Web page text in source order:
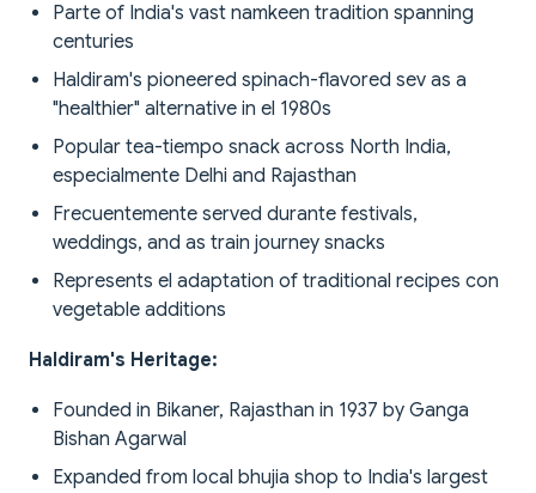
Parte of India's vast namkeen tradition spanning
centuries
Haldiram's pioneered spinach-flavored sev as a
"healthier" alternative in el 1980s
Popular tea-tiempo snack across North India,
especialmente Delhi and Rajasthan
Frecuentemente served durante festivals,
weddings, and as train journey snacks
Represents el adaptation of traditional recipes con
vegetable additions
Haldiram's Heritage:
Founded in Bikaner, Rajasthan in 1937 by Ganga
Bishan Agarwal
Expanded from local bhujia shop to India's largest